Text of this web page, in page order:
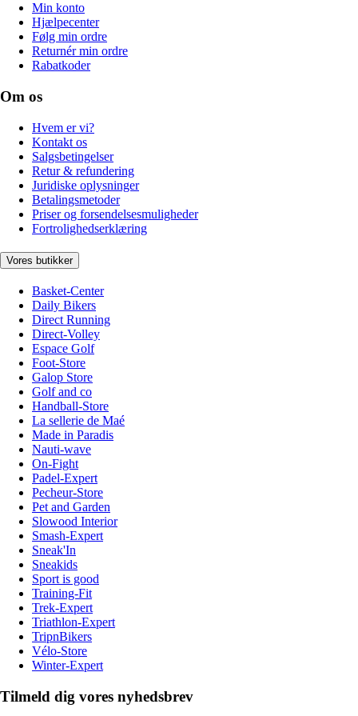
Min konto
Hjælpecenter
Følg min ordre
Returnér min ordre
Rabatkoder
Om os
Hvem er vi?
Kontakt os
Salgsbetingelser
Retur & refundering
Juridiske oplysninger
Betalingsmetoder
Priser og forsendelsesmuligheder
Fortrolighedserklæring
Vores butikker
Basket-Center
Daily Bikers
Direct Running
Direct-Volley
Espace Golf
Foot-Store
Galop Store
Golf and co
Handball-Store
La sellerie de Maé
Made in Paradis
Nauti-wave
On-Fight
Padel-Expert
Pecheur-Store
Pet and Garden
Slowood Interior
Smash-Expert
Sneak'In
Sneakids
Sport is good
Training-Fit
Trek-Expert
Triathlon-Expert
TripnBikers
Vélo-Store
Winter-Expert
Tilmeld dig vores nyhedsbrev